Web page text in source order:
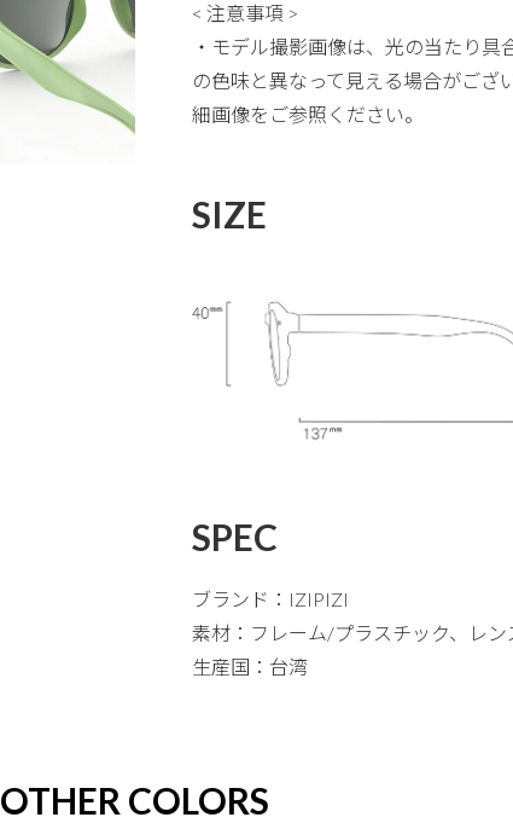
< 注意事項 >
・モデル撮影画像は、光の当たり
の色味と異なって見える場合がござ
細画像をご参照ください。
SIZE
SPEC
ブランド：IZIPIZI
素材：フレーム/プラスチック、レン
生産国：台湾
OTHER COLORS